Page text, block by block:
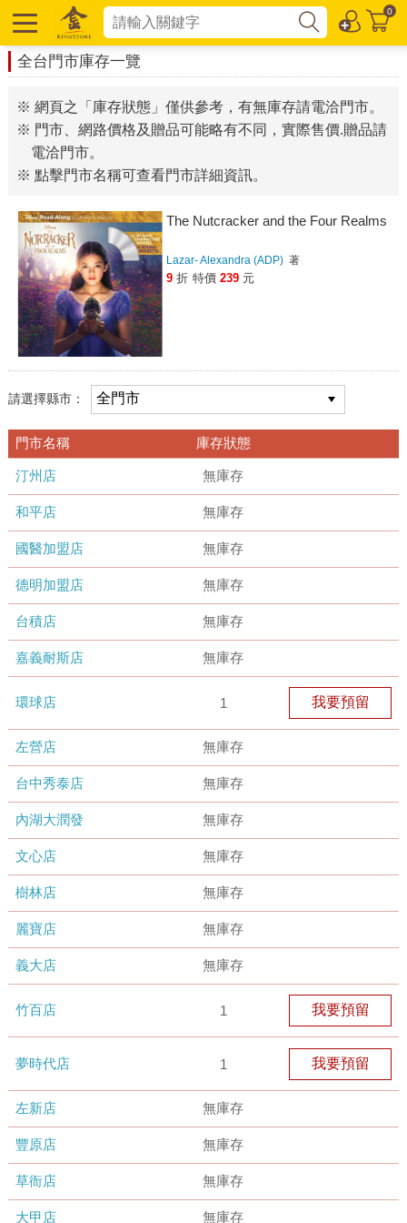
0
全台門市庫存一覽
※ 網頁之「庫存狀態」僅供參考，有無庫存請電洽門市。
※ 門市、網路價格及贈品可能略有不同，實際售價.贈品請
電洽門市。
※ 點擊門市名稱可查看門市詳細資訊。
The Nutcracker and the Four Realms
Lazar- Alexandra (ADP) 著
9 折 特價 239 元
請選擇縣市：
門市名稱 庫存狀態
汀州店 無庫存
和平店 無庫存
國醫加盟店 無庫存
德明加盟店 無庫存
台積店 無庫存
嘉義耐斯店 無庫存
環球店 1 我要預留
左營店 無庫存
台中秀泰店 無庫存
內湖大潤發 無庫存
文心店 無庫存
樹林店 無庫存
麗寶店 無庫存
義大店 無庫存
竹百店 1 我要預留
夢時代店 1 我要預留
左新店 無庫存
豐原店 無庫存
草衙店 無庫存
大甲店 無庫存